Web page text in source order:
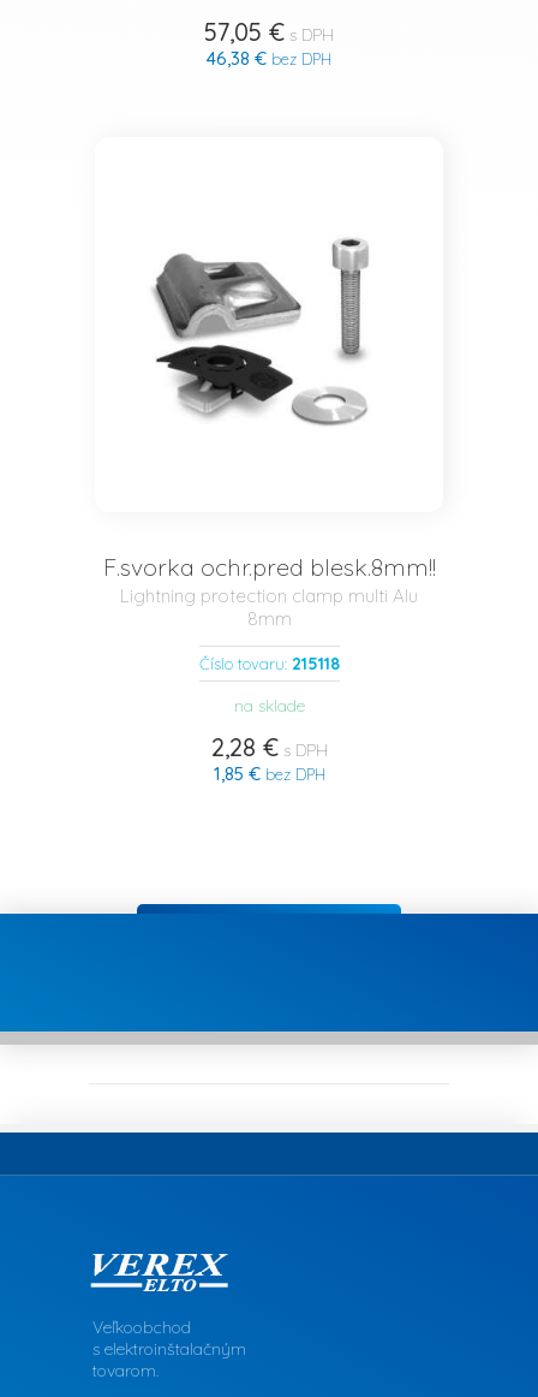
57,05 € s DPH
46,38 € bez DPH
F.svorka ochr.pred blesk.8mm!!
Lightning protection clamp multi Alu
8mm
Číslo tovaru: 215118
na sklade
2,28 €s DPH
1,85 €bez DPH
Veľkoobchod
s elektroinštalačným
tovarom.